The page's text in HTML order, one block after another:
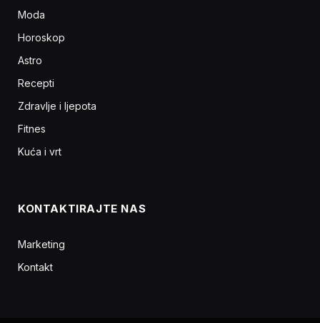
Moda
Horoskop
Astro
Recepti
Zdravlje i ljepota
Fitnes
Kuća i vrt
KONTAKTIRAJTE NAS
Marketing
Kontakt